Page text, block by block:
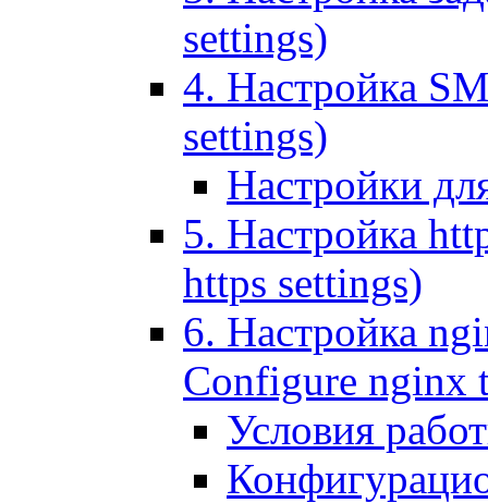
settings)
4. Настройка
settings)
Настройки
5. Настройка
https settings)
6. Настройка
Configure nginx
Условия